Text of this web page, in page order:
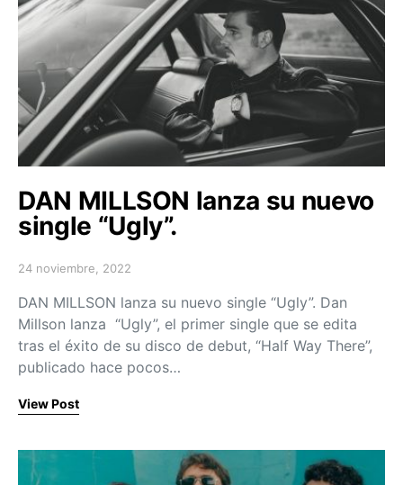
DAN MILLSON lanza su nuevo
single “Ugly”.
Posted on
24 noviembre, 2022
DAN MILLSON lanza su nuevo single “Ugly”. Dan
Millson lanza “Ugly”, el primer single que se edita
tras el éxito de su disco de debut, “Half Way There”,
publicado hace pocos…
View Post